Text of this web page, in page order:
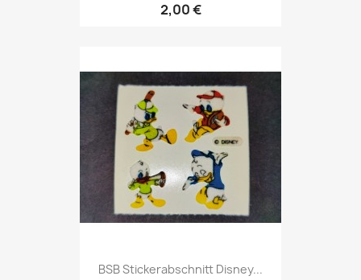
2,00 €
BSB Stickerabschnitt Disney...